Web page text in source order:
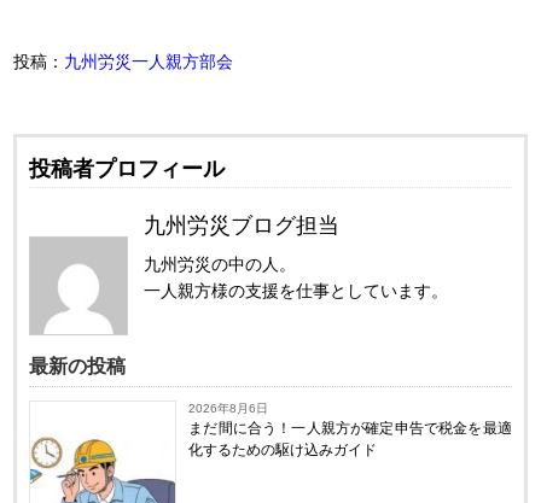
投稿： 九州労災一人親方部会
投稿者プロフィール
九州労災ブログ担当
九州労災の中の人。
一人親方様の支援を仕事としています。
最新の投稿
2026年8月6日
まだ間に合う！一人親方が確定申告で税金を最適
化するための駆け込みガイド